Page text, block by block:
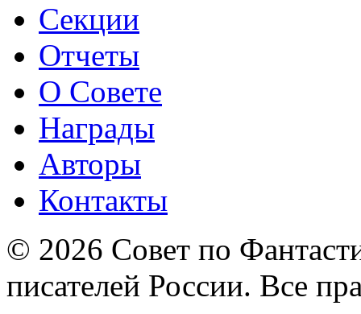
Секции
Отчеты
О Совете
Награды
Авторы
Контакты
© 2026 Совет по
писателей России. Все